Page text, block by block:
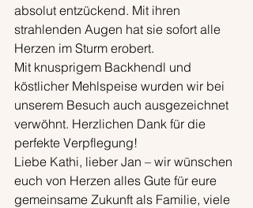
absolut entzückend. Mit ihren
strahlenden Augen hat sie sofort alle
Herzen im Sturm erobert.
Mit knusprigem Backhendl und
köstlicher Mehlspeise wurden wir bei
unserem Besuch auch ausgezeichnet
verwöhnt. Herzlichen Dank für die
perfekte Verpflegung!
Liebe Kathi, lieber Jan – wir wünschen
euch von Herzen alles Gute für eure
gemeinsame Zukunft als Familie, viele